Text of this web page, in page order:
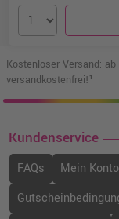
Kostenloser Versand:
versandkostenfrei!¹
Kundenservice
FAQs Mein Konto